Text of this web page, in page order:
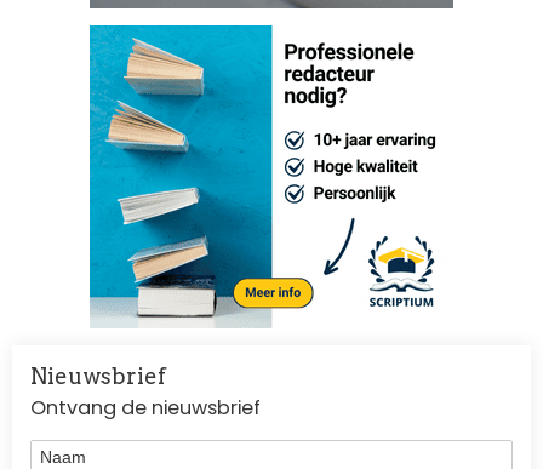
Nieuwsbrief
Ontvang de nieuwsbrief
Naam